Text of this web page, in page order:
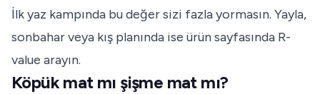
İlk yaz kampında bu değer sizi fazla yormasın. Yayla,
sonbahar veya kış planında ise ürün sayfasında R-
value arayın.
Köpük mat mı şişme mat mı?